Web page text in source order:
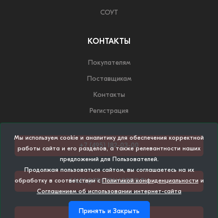
Мы используем cookie и аналитику для обеспечения корректной
работы сайта и его разделов, а также релевантности наших
предложений для Пользователей.
Продолжая пользоваться сайтом, вы соглашаетесь на их
обработку в соответствии сПолитикой конфиденциальности и
Соглашением об использовании интернет-сайта
Принять и Закрыть
СОУТ
КОНТАКТЫ
Покупателям
Поставщикам
Контакты
Регистрация
+7 (495) 182-03-00
SALES@PROFSNABENG.RU